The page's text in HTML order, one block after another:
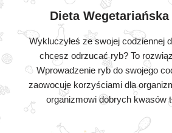
Dieta
Wykluczyłeś ze swojej codziennej
chcesz odrzucać ryb? To
Wprowadzenie ryb do swojego
zaowocuje korzyściami dla
organizmowi dobrych kwasów